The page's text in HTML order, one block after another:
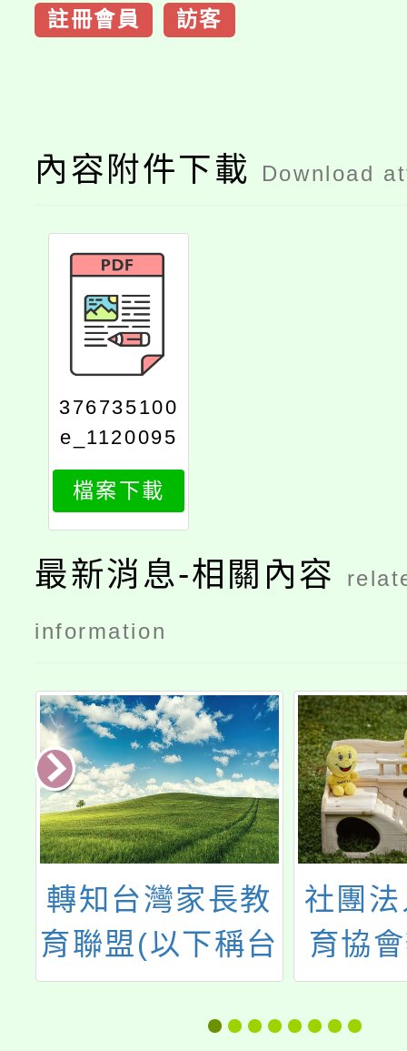
註冊會員 訪客
內容附件下載 Download
376735100
e_1120095
692_attach
1
檔案下載
最新消息-相關內容
information
轉知台灣家長教
育聯盟(以下稱台
家盟)於113年12
月7日(週六)上午
社團
育協
年「
案面